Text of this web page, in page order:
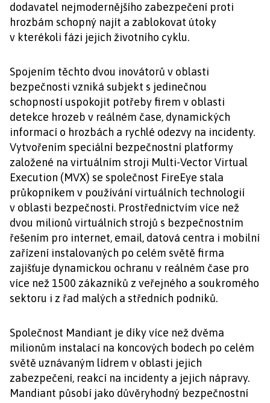
dodavatel nejmodernějšího zabezpečení proti
hrozbám schopný najít a zablokovat útoky
v kterékoli fázi jejich životního cyklu.
Spojením těchto dvou inovátorů v oblasti
bezpečnosti vzniká subjekt s jedinečnou
schopností uspokojit potřeby firem v oblasti
detekce hrozeb v reálném čase, dynamických
informací o hrozbách a rychlé odezvy na incidenty.
Vytvořením speciální bezpečnostní platformy
založené na virtuálním stroji Multi-Vector Virtual
Execution (MVX) se společnost FireEye stala
průkopníkem v používání virtuálních technologií
v oblasti bezpečnosti. Prostřednictvím více než
dvou milionů virtuálních strojů s bezpečnostním
řešením pro internet, email, datová centra i mobilní
zařízení instalovaných po celém světě firma
zajišťuje dynamickou ochranu v reálném čase pro
více než 1500 zákazníků z veřejného a soukromého
sektoru i z řad malých a středních podniků.
Společnost Mandiant je díky více než dvěma
milionům instalací na koncových bodech po celém
světě uznávaným lídrem v oblasti jejich
zabezpečení, reakcí na incidenty a jejich nápravy.
Mandiant působí jako důvěryhodný bezpečnostní